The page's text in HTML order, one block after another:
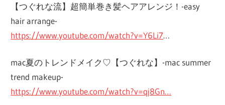
【つぐれな流】超簡単巻き髪ヘアアレンジ！-easy
hair arrange-
https://www.youtube.com/watch?v=Y6Li7…
mac夏のトレンドメイク♡【つぐれな】-mac summer
trend makeup-
https://www.youtube.com/watch?v=qj8Gn…